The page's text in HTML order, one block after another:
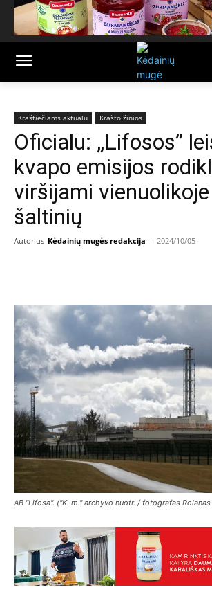
Kraštiečiams aktualu Krašto žinios
Oficialu: „Lifosos”
kvapo emisijos
viršijami
šaltinių
Autorius Kėdainių mugės redakcija - 2024/10/05
AB "Lifosa". ("K. m." archyvo nuotr. / fotografas Rolanas